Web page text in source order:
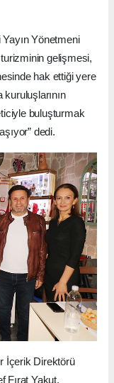
Yönetmeni
gelişmesi,
hak ettiği yere
buluşturmak
dedi.
İçerik Direktörü
Fırat Yakut,